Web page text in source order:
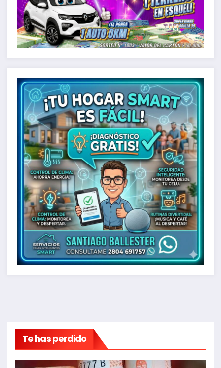
Te has perdido